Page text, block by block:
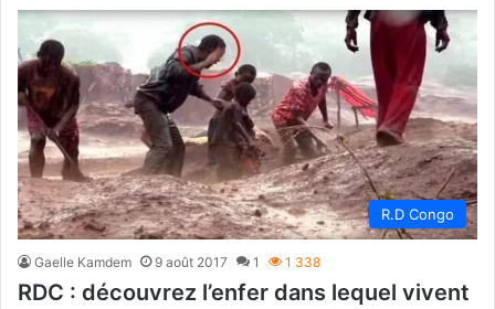
R.D Congo
Gaelle Kamdem 9 août 2017 1 1 338
RDC : découvrez l’enfer dans lequel vivent